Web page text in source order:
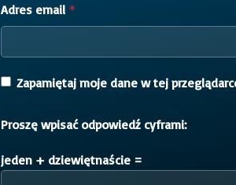
Adres email *
Zapamiętaj moje dane w tej
Proszę wpisać odpowiedź cyframi:
jeden + dziewiętnaście =